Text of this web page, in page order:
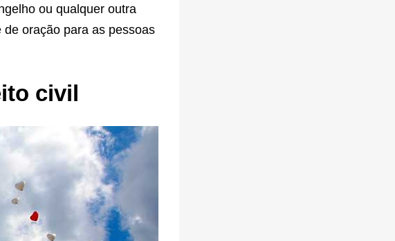
ou qualquer outra
oração para as pessoas
civil